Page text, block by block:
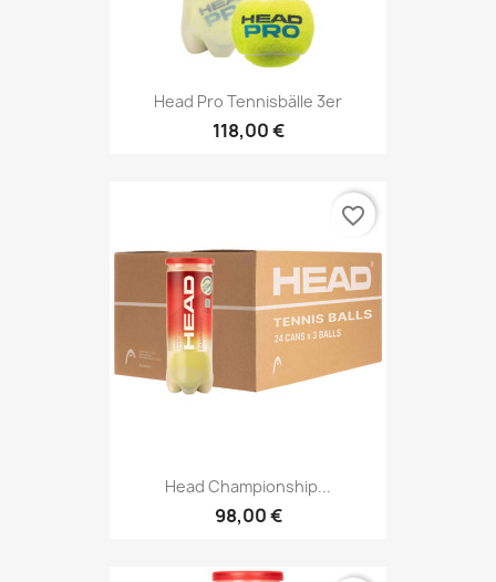
Head Pro Tennisbälle 3er
118,00 €
Head Championship...
98,00 €
favorite_border